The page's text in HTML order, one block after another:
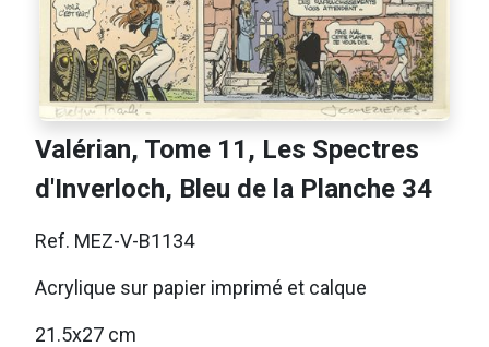
Valérian, Tome 11, Les Spectres
d'Inverloch, Bleu de la Planche 34
Ref. MEZ-V-B1134
Acrylique sur papier imprimé et calque
21.5x27 cm